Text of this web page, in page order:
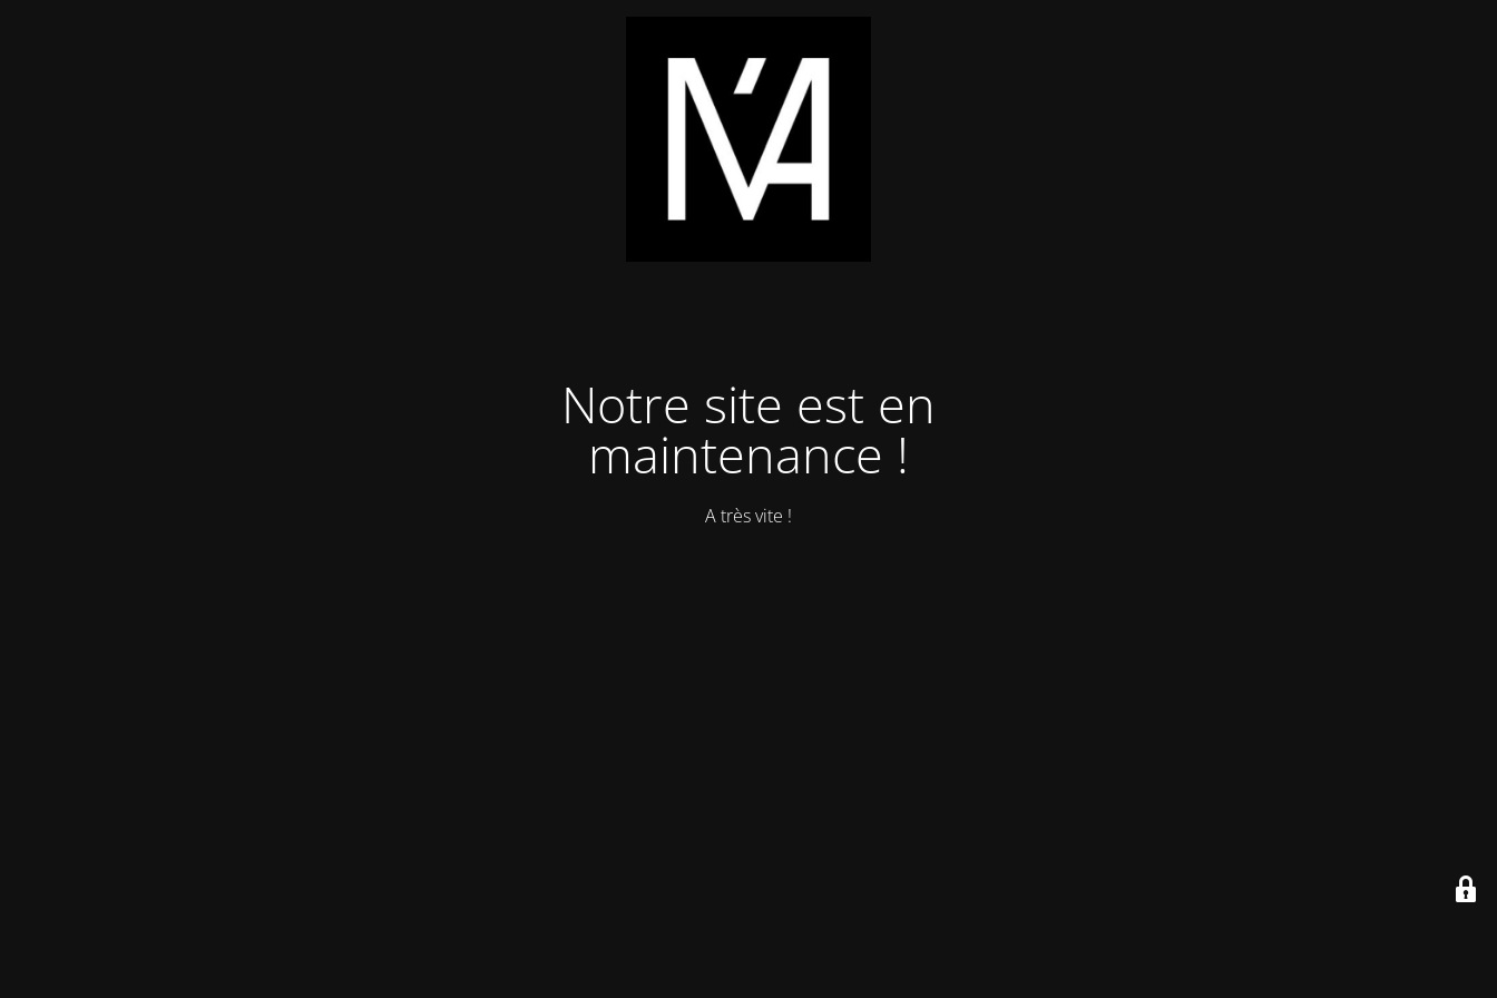
Notre site est en
maintenance !
A très vite !